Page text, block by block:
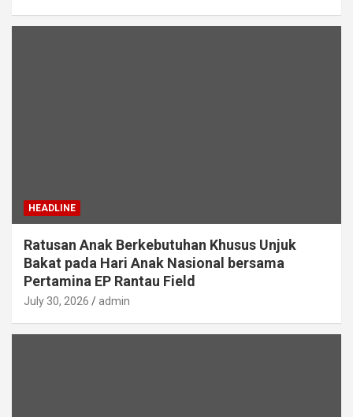
HEADLINE
Ratusan Anak Berkebutuhan Khusus Unjuk
Bakat pada Hari Anak Nasional bersama
Pertamina EP Rantau Field
July 30, 2026 admin